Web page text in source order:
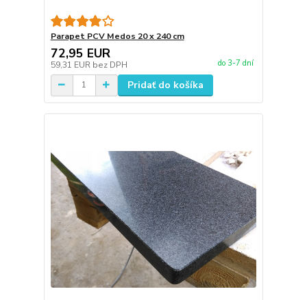
Parapet PCV Medos 20 x 240 cm
72,95 EUR
59,31 EUR bez DPH do 3-7 dní
Pridať do košíka